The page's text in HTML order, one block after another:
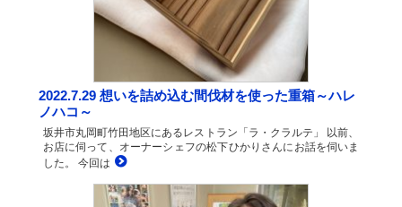
2022.7.29 想いを詰め込む間伐材を使った重箱～ハレ
ノハコ～
坂井市丸岡町竹田地区にあるレストラン「ラ・クラルテ」 以前、
お店に伺って、オーナーシェフの松下ひかりさんにお話を伺いま
した。 今回は